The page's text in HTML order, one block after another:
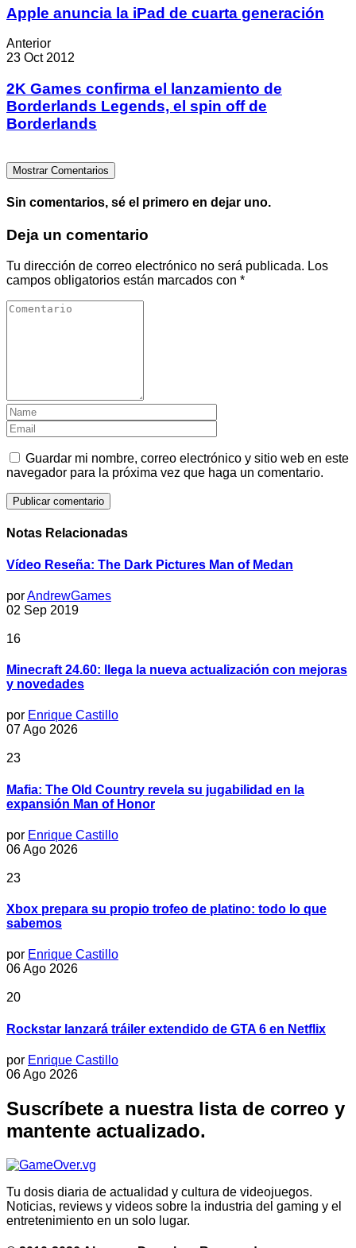
Apple anuncia la iPad de cuarta generación
Anterior
23 Oct 2012
2K Games confirma el lanzamiento de
Borderlands Legends, el spin off de
Borderlands
Mostrar Comentarios
Sin comentarios, sé el primero en dejar uno.
Deja un comentario
Tu dirección de correo electrónico no será publicada. Los
campos obligatorios están marcados con *
Guardar mi nombre, correo electrónico y sitio web en este
navegador para la próxima vez que haga un comentario.
Notas Relacionadas
Vídeo Reseña: The Dark Pictures Man of Medan
porAndrewGames
02 Sep 2019
16
Minecraft 24.60: llega la nueva actualización con mejoras
y novedades
por Enrique Castillo
07 Ago 2026
23
Mafia: The Old Country revela su jugabilidad en la
expansión Man of Honor
por Enrique Castillo
06 Ago 2026
23
Xbox prepara su propio trofeo de platino: todo lo que
sabemos
por Enrique Castillo
06 Ago 2026
20
Rockstar lanzará tráiler extendido de GTA 6 en Netflix
por Enrique Castillo
06 Ago 2026
Suscríbete a nuestra lista de correo y
mantente actualizado.
Tu dosis diaria de actualidad y cultura de videojuegos.
Noticias, reviews y videos sobre la industria del gaming y el
entretenimiento en un solo lugar.